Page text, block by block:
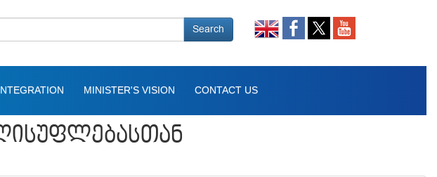
Search
MINISTER'S VISION CONTACT US